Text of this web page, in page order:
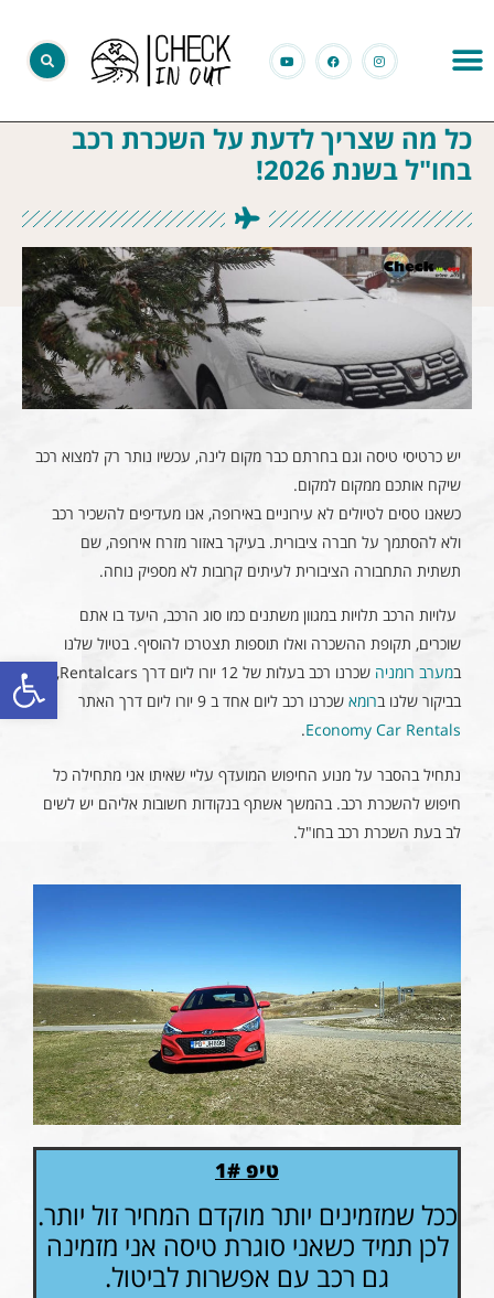
פתח
כל מה שצריך לדעת על השכרת רכב
בחו"ל בשנת 2026!
יש כרטיסי טיסה וגם בחרתם כבר מקום לינה, עכשיו נותר רק למצוא רכב
שיקח אותכם ממקום למקום.
כשאנו טסים לטיולים לא עירוניים באירופה, אנו מעדיפים להשכיר רכב
ולא להסתמך על חברה ציבורית. בעיקר באזור מזרח אירופה, שם
תשתית התחבורה הציבורית לעיתים קרובות לא מספיק נוחה.
עלויות הרכב תלויות במגוון משתנים כמו סוג הרכב, היעד בו אתם
שוכרים, תקופת ההשכרה ואלו תוספות תצטרכו להוסיף. בטיול שלנו
במערב רומניה
שכרנו רכב בעלות של 12 יורו ליום דרך Rentalcars,
בביקור שלנו ברומא שכרנו רכב ליום אחד ב 9 יורו ליום דרך האתר
Economy Car Rentals
.
נתחיל בהסבר על מנוע החיפוש המועדף עליי שאיתו אני מתחילה כל
חיפוש להשכרת רכב. בהמשך אשתף בנקודות חשובות אליהם יש לשים
לב בעת השכרת רכב בחו"ל.
טיפ 1#
ככל שמזמינים יותר מוקדם המחיר זול יותר.
לכן תמיד כשאני סוגרת טיסה אני מזמינה
גם רכב עם אפשרות לביטול.